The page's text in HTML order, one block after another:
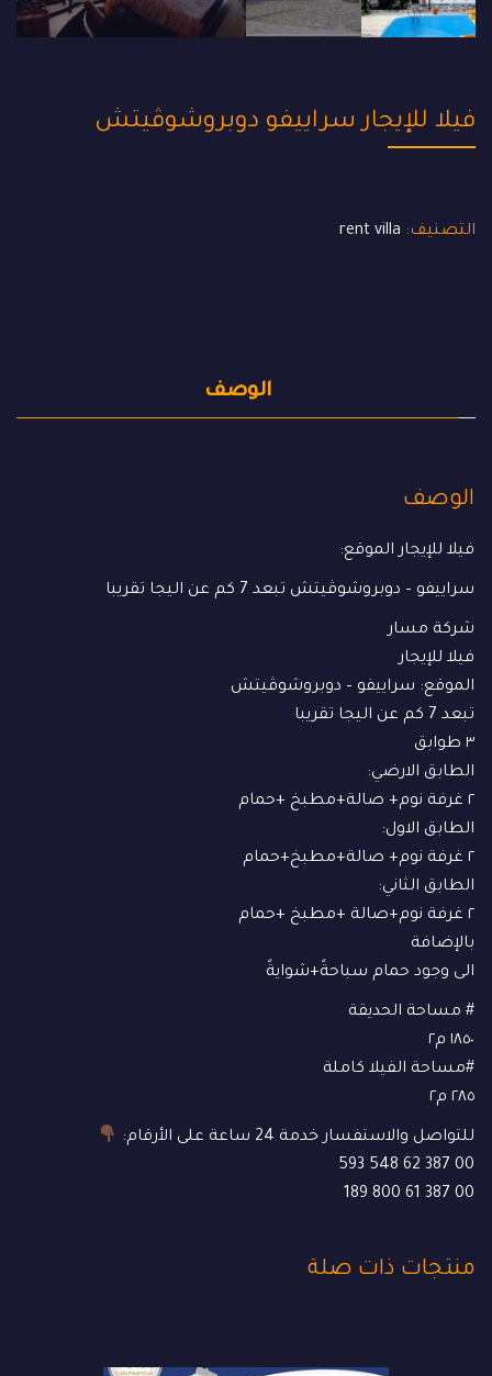
فيلا للإيجار سراييفو دوبروشوڤيتش
التصنيف: rent villa
الوصف
الوصف
فيلا للإيجار الموقع:
سراييفو – دوبروشوڤيتش تبعد 7 كم عن اليجا تقريبا
شركة مسار
فيلا للإيجار
الموقع: سراييفو – دوبروشوڤيتش
تبعد 7 كم عن اليجا تقريبا
٣ طوابق
الطابق الارضي:
٢ غرفة نوم+ صالة+مطبخ +حمام
الطابق الاول:
٢ غرفة نوم+ صالة+مطبخ+حمام
الطابق الثاني:
٢ غرفة نوم+صالة +مطبخ +حمام
بالإضافة
الى وجود حمام سباحةً+شوايةً
# مساحة الحديقة
١٨٥٠ م٢
#مساحة الفيلا كاملة
٢٨٥ م٢
للتواصل والاستفسار خدمة 24 ساعة على الأرقام:
00 387 62 548 593
00 387 61 800 189
منتجات ذات صلة